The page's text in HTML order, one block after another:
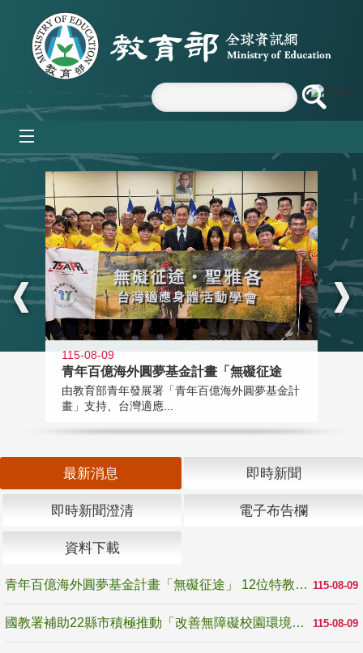
跳到主要內容區塊
:::
115-08-09
青年百億海外圓夢基金計畫「無礙征途
由教育部青年發展署「青年百億海外圓夢基金計
畫」支持、台灣適應...
最新消息 即時新聞
即時新聞澄清 電子布告欄
資料下載
115-08-09
青年百億海外圓夢基金計畫「無礙征途」 12位特教與弱勢青年勇闖西班牙 跨越感官限制見證生命蛻變
115-08-09
國教署補助22縣市積極推動「改善無障礙校園環境計畫」 打造友善、安全、無礙學習空間